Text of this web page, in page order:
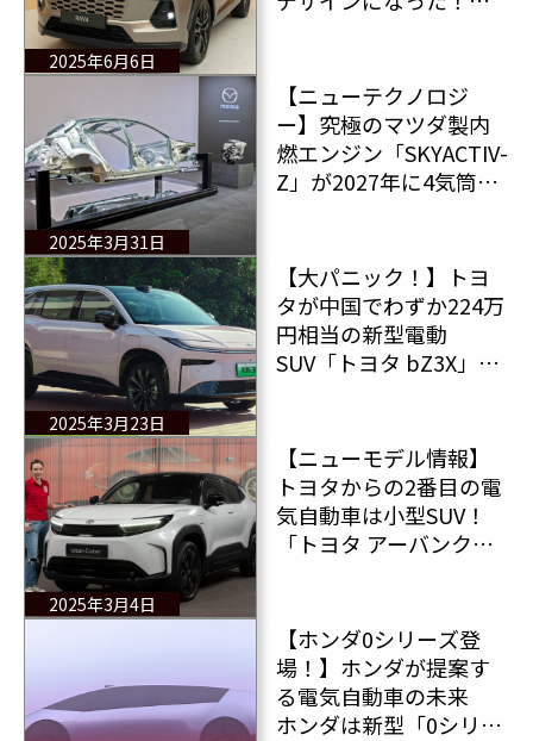
2025年6月6日
2025年3月31日
【ニューテクノロジ
ー】究極のマツダ製内
燃エンジン「SKYACTIV-
Z」が2027年に4気筒と
2025年3月23日
【大パニック！】トヨ
タが中国でわずか224万
円相当の新型電動
SUV「トヨタ bZ3X」を
2025年3月4日
【ニューモデル情報】
トヨタからの2番目の電
気自動車は小型SUV！
「トヨタ アーバンクル
ポート！
【ホンダ0シリーズ登
場！】ホンダが提案す
る電気自動車の未来
ホンダは新型「0シリー